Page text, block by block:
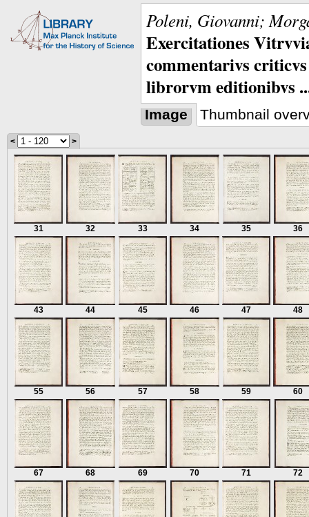
Poleni, Giovanni;
Exercitationes
commentarivs
librorvm editionibvs
Image Thumbnail
< >
31 32 33 34 35 36
43 44 45 46 47 48
55 56 57 58 59 60
67 68 69 70 71 72